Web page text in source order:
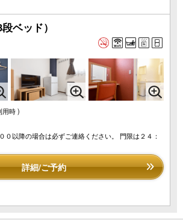
ベッド）
用時 )
０以降の場合は必ずご連絡ください。 門限は２４：
詳細/ご予約